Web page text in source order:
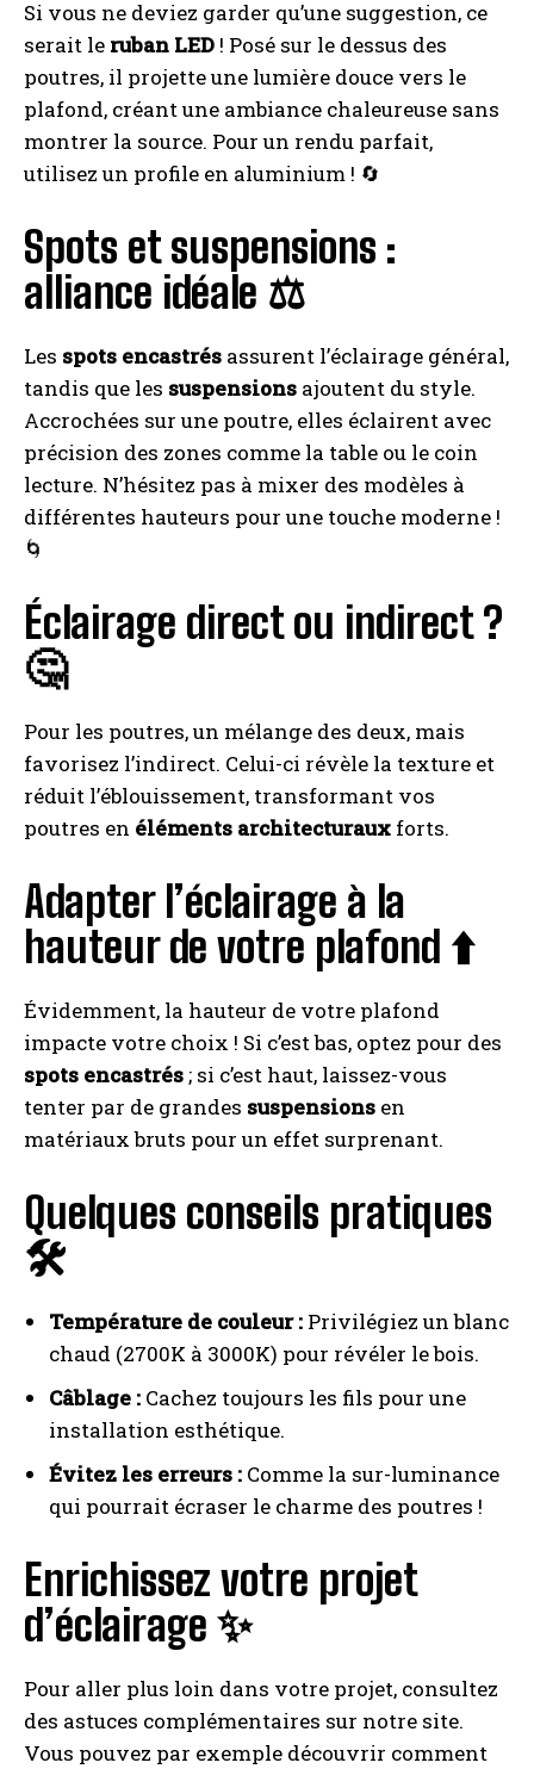
Si vous ne deviez garder qu’une suggestion, ce
serait le ruban LED ! Posé sur le dessus des
poutres, il projette une lumière douce vers le
plafond, créant une ambiance chaleureuse sans
montrer la source. Pour un rendu parfait,
utilisez un profile en aluminium ! 🔄
Spots et suspensions :
alliance idéale ⚖️
Les spots encastrés assurent l’éclairage général,
tandis que les suspensions ajoutent du style.
Accrochées sur une poutre, elles éclairent avec
précision des zones comme la table ou le coin
lecture. N’hésitez pas à mixer des modèles à
différentes hauteurs pour une touche moderne !
🌀
Éclairage direct ou indirect ?
🤔
Pour les poutres, un mélange des deux, mais
favorisez l’indirect. Celui-ci révèle la texture et
réduit l’éblouissement, transformant vos
poutres en éléments architecturaux forts.
Adapter l’éclairage à la
hauteur de votre plafond ⬆️
Évidemment, la hauteur de votre plafond
impacte votre choix ! Si c’est bas, optez pour des
spots encastrés ; si c’est haut, laissez-vous
tenter par de grandes suspensions en
matériaux bruts pour un effet surprenant.
Quelques conseils pratiques
🛠️
Température de couleur : Privilégiez un blanc
chaud (2700K à 3000K) pour révéler le bois.
Câblage : Cachez toujours les fils pour une
installation esthétique.
Évitez les erreurs : Comme la sur-luminance
qui pourrait écraser le charme des poutres !
Enrichissez votre projet
d’éclairage ✨
Pour aller plus loin dans votre projet, consultez
des astuces complémentaires sur notre site.
Vous pouvez par exemple découvrir comment